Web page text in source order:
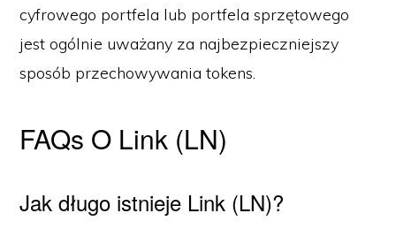
cyfrowego portfela lub portfela sprzętowego
jest ogólnie uważany za najbezpieczniejszy
sposób przechowywania tokens.
FAQs O Link (LN)
Jak długo istnieje Link (LN)?